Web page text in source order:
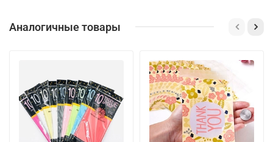
Аналогичные товары